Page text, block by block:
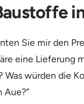
Sie mir den
eine Lieferung
würden die
Aue?”